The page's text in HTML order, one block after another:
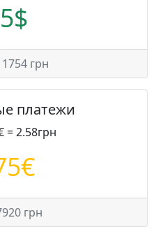
грн
платежи
= 2.58грн
грн